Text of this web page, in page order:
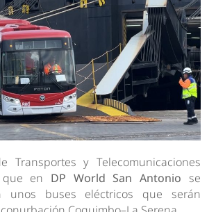
Transportes y Telecomunicaciones
que en DP World San Antonio se
unos buses eléctricos que serán